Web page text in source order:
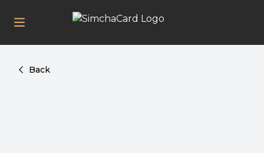
Back